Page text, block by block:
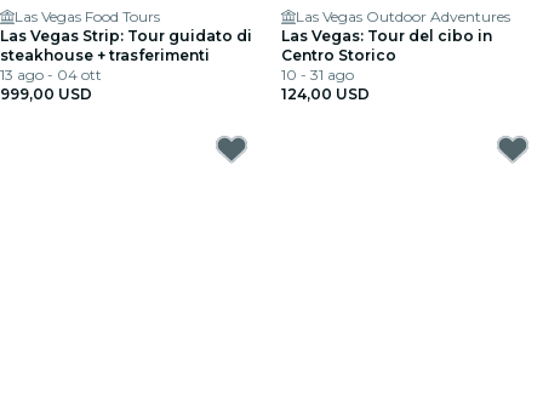
Las Vegas Food Tours
Las Vegas Strip: Tour guidato di
steakhouse + trasferimenti
13 ago - 04 ott
999,00 USD
Las Vegas Outdoor Adventures
Las Vegas: Tour del cibo in
Centro Storico
10 - 31 ago
124,00 USD